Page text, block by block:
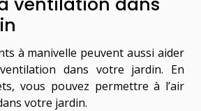
à manivelle peuvent aussi aider
dans votre jardin. En
vous pouvez permettre à l’air
votre jardin.